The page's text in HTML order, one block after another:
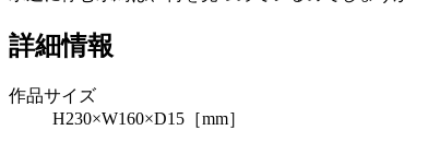
詳細情報
作品サイズ
H230×W160×D15［mm］